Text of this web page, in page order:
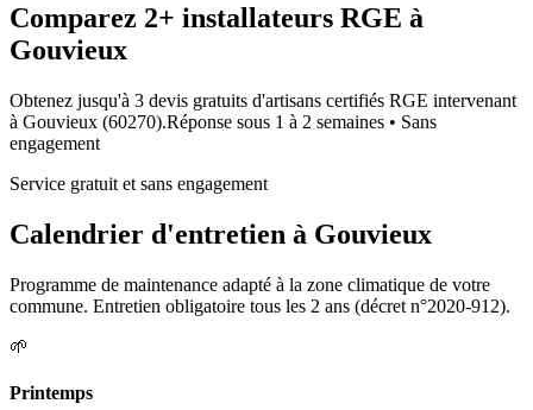
Comparez 2+ installateurs RGE à
Gouvieux
Obtenez jusqu'à 3 devis gratuits d'artisans certifiés RGE intervenant
à Gouvieux (60270).Réponse sous 1 à 2 semaines • Sans
engagement
Service gratuit et sans engagement
Calendrier d'entretien à Gouvieux
Programme de maintenance adapté à la zone climatique de votre
commune. Entretien obligatoire tous les 2 ans (décret n°2020-912).
🌱
Printemps